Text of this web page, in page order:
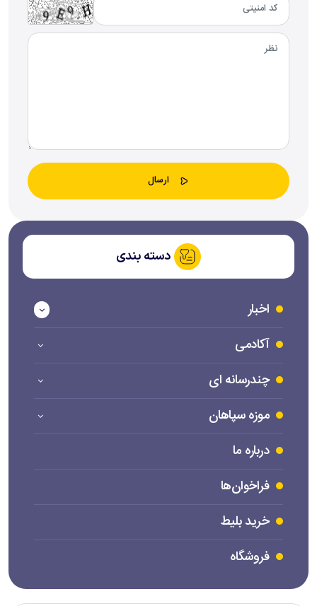
دسته بندی
اخبار
آکادمی
چندرسانه ای
موزه سپاهان
درباره ما
فراخوان‌ها
خرید بلیط
فروشگاه